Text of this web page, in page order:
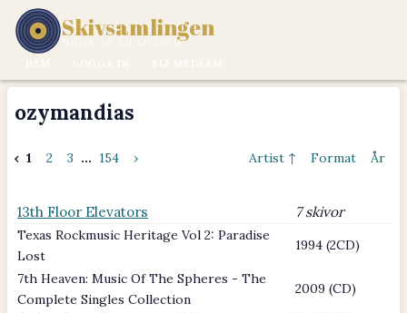
Skivsamlingen
MUSIK ÄR EN LIVSSTIL.
ozymandias
‹ 1 2 3 ... 154 › Artist ↑ Format År
13th Floor Elevators 7 skivor
Texas Rockmusic Heritage Vol 2: Paradise
Lost
1994 (2CD)
7th Heaven: Music Of The Spheres - The
Complete Singles Collection
2009 (CD)